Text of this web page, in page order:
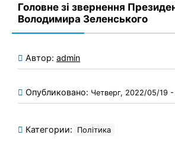
Головне зі звернення
Володимира Зеленського
Автор: admin
Опубликовано: Четверг, 2022/05/19
Категории: Політика